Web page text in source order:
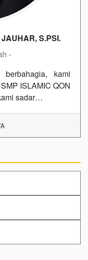
S.PSI.
-
kami
ISLAMIC QON
sadar…